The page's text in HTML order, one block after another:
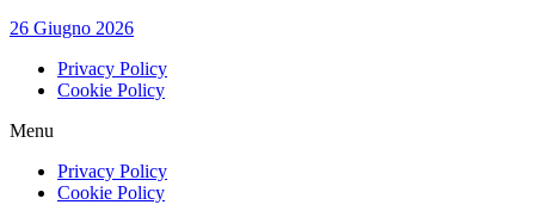
26 Giugno 2026
Privacy Policy
Cookie Policy
Menu
Privacy Policy
Cookie Policy